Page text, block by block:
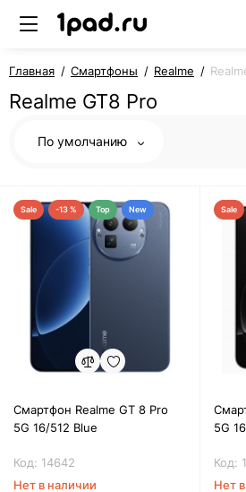
Главная Смартфоны Realme
Realme GT8 Pro
По умолчанию
Sale -13 % Top New
Смартфон Realme GT 8 Pro
5G 16/512 Blue
Код: 14642
Нет в наличии
Sale
5G
Код:
Нет